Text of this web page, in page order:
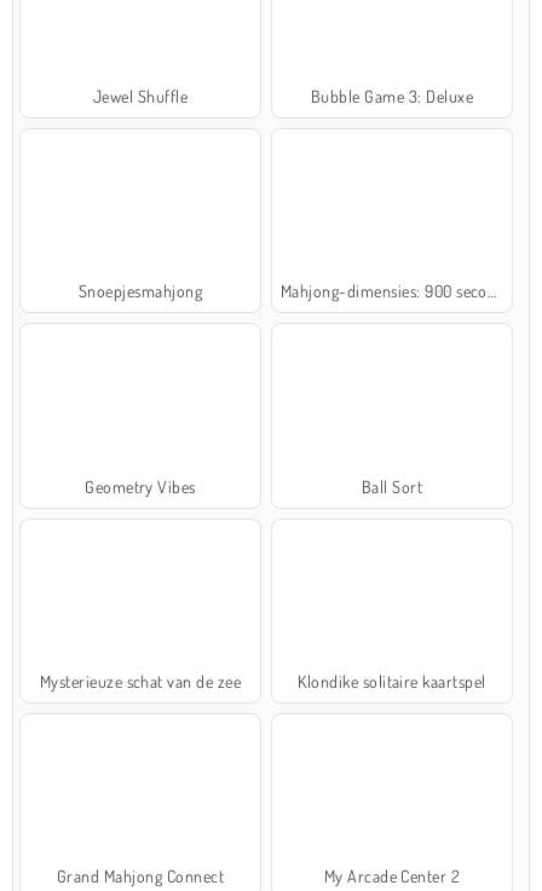
Jewel Shuffle Bubble Game 3: Deluxe
Snoepjesmahjong
Geometry Vibes Ball Sort
Mysterieuze schat van de zee Klondike solitaire kaartspel
Grand Mahjong Connect My Arcade Center 2